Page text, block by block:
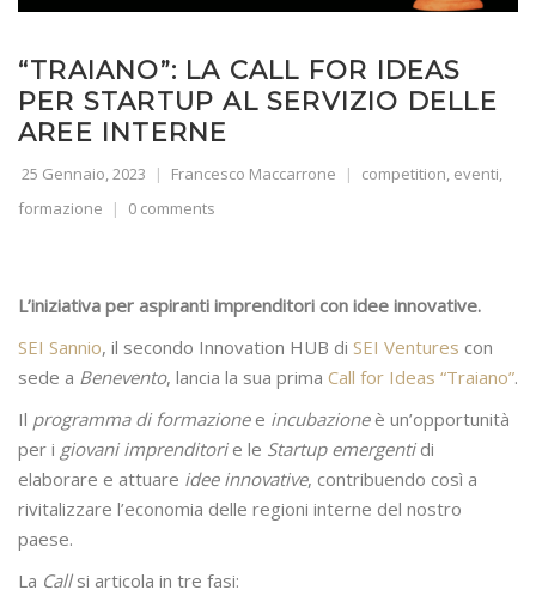
“TRAIANO”: LA CALL FOR IDEAS
PER STARTUP AL SERVIZIO DELLE
AREE INTERNE
25 Gennaio, 2023 Francesco Maccarrone competition, eventi,
formazione
0 comments
L’iniziativa per aspiranti imprenditori con idee innovative.
SEI Sannio, il secondo Innovation HUB di SEI Ventures con
sede a Benevento, lancia la sua prima Call for Ideas “Traiano”.
Il programma di formazione e incubazione è un’opportunità
per i giovani imprenditorie le Startup emergenti di
elaborare e attuare idee innovative, contribuendo così a
rivitalizzare l’economia delle regioni interne del nostro
paese.
La Callsi articola in tre fasi: